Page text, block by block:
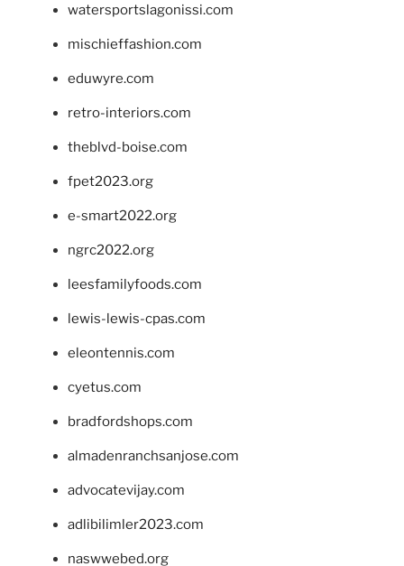
watersportslagonissi.com
mischieffashion.com
eduwyre.com
retro-interiors.com
theblvd-boise.com
fpet2023.org
e-smart2022.org
ngrc2022.org
leesfamilyfoods.com
lewis-lewis-cpas.com
eleontennis.com
cyetus.com
bradfordshops.com
almadenranchsanjose.com
advocatevijay.com
adlibilimler2023.com
naswwebed.org